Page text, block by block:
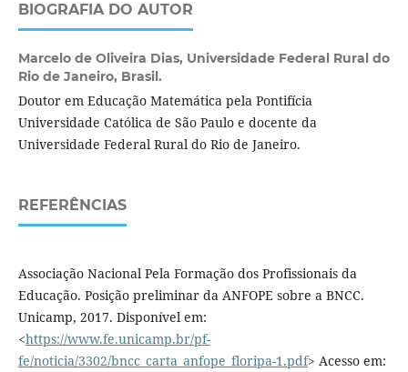
BIOGRAFIA DO AUTOR
Marcelo de Oliveira Dias, Universidade Federal Rural do
Rio de Janeiro, Brasil.
Doutor em Educação Matemática pela Pontifícia
Universidade Católica de São Paulo e docente da
Universidade Federal Rural do Rio de Janeiro.
REFERÊNCIAS
Associação Nacional Pela Formação dos Profissionais da
Educação. Posição preliminar da ANFOPE sobre a BNCC.
Unicamp, 2017. Disponível em:
<https://www.fe.unicamp.br/pf-
fe/noticia/3302/bncc_carta_anfope_floripa-1.pdf> Acesso em: